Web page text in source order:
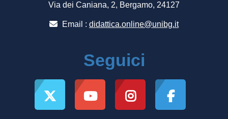
Via dei Caniana, 2, Bergamo, 24127
Email : didattica.online@unibg.it
Seguici